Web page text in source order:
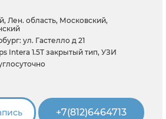
Лен. область, Московский,
ул. Гастелло д 21
Intera 1.5T закрытый тип, УЗИ
+7(812)6464713